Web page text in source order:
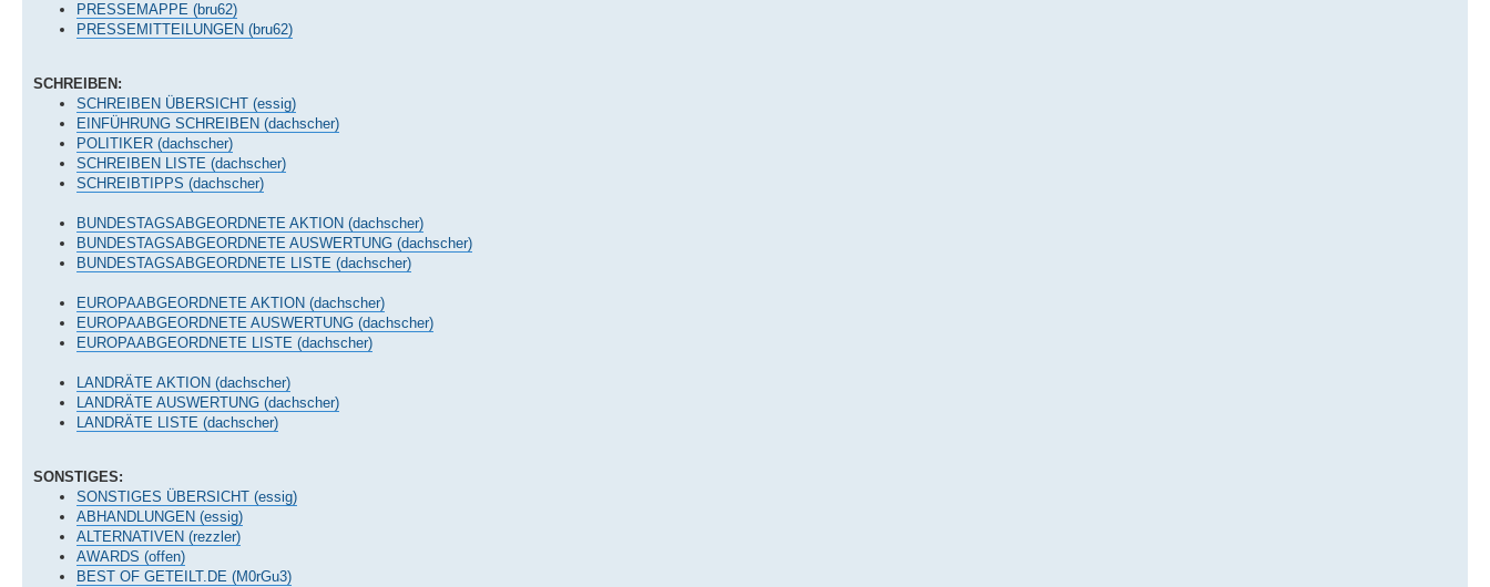
PRESSEMAPPE (bru62)
PRESSEMITTEILUNGEN (bru62)
SCHREIBEN:
SCHREIBEN ÜBERSICHT (essig)
EINFÜHRUNG SCHREIBEN (dachscher)
POLITIKER (dachscher)
SCHREIBEN LISTE (dachscher)
SCHREIBTIPPS (dachscher)
BUNDESTAGSABGEORDNETE AKTION (dachscher)
BUNDESTAGSABGEORDNETE AUSWERTUNG (dachscher)
BUNDESTAGSABGEORDNETE LISTE (dachscher)
EUROPAABGEORDNETE AKTION (dachscher)
EUROPAABGEORDNETE AUSWERTUNG (dachscher)
EUROPAABGEORDNETE LISTE (dachscher)
LANDRÄTE AKTION (dachscher)
LANDRÄTE AUSWERTUNG (dachscher)
LANDRÄTE LISTE (dachscher)
SONSTIGES:
SONSTIGES ÜBERSICHT (essig)
ABHANDLUNGEN (essig)
ALTERNATIVEN (rezzler)
AWARDS (offen)
BEST OF GETEILT.DE (M0rGu3)